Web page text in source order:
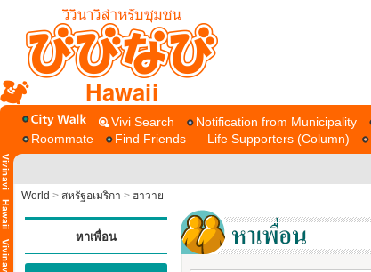
Hawaii
Vivi Search Notification from Municipality
Roommate
Find Friends Life Supporters (Column)
World > สหรัฐอเมริกา > ฮาวาย
หาเพื่อน